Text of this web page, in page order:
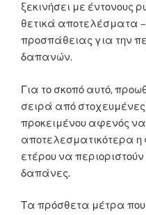
ξεκινήσει με έντονους
θετικά αποτελέσματα –
προσπάθειας για την
δαπανών.
Για το σκοπό αυτό,
σειρά από
προκειμένου αφενός να
αποτελεσματικότερα
ετέρου να
δαπάνες.
Τα πρόσθετα μέτρα